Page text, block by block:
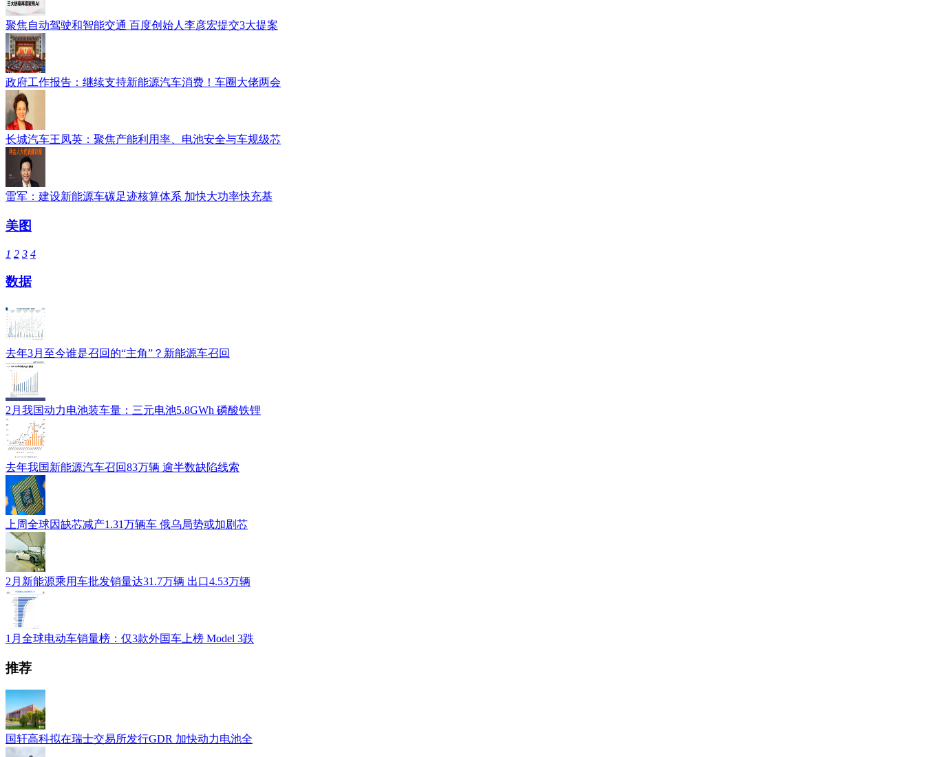
聚焦自动驾驶和智能交通 百度创始人李彦宏提交3大提案
政府工作报告：继续支持新能源汽车消费！车圈大佬两会
长城汽车王凤英：聚焦产能利用率、电池安全与车规级芯
雷军：建设新能源车碳足迹核算体系 加快大功率快充基
美图
1 2 3 4
数据
去年3月至今谁是召回的“主角”？新能源车召回
2月我国动力电池装车量：三元电池5.8GWh 磷酸铁锂
去年我国新能源汽车召回83万辆 逾半数缺陷线索
上周全球因缺芯减产1.31万辆车 俄乌局势或加剧芯
2月新能源乘用车批发销量达31.7万辆 出口4.53万辆
1月全球电动车销量榜：仅3款外国车上榜 Model 3跌
推荐
国轩高科拟在瑞士交易所发行GDR 加快动力电池全